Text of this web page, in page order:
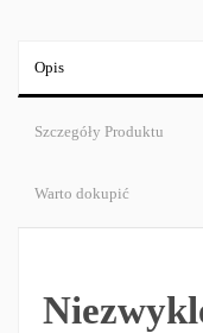
Opis
Szczegóły Produktu
Warto dokupić